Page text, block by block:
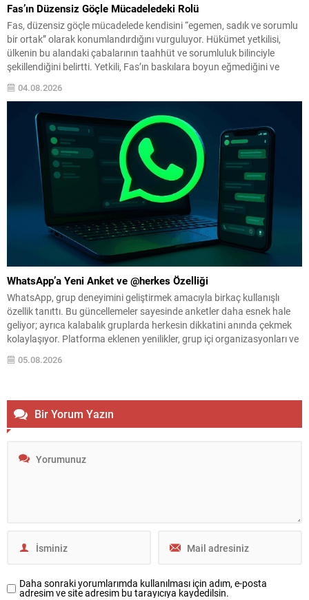
Fas’ın Düzensiz Göçle Mücadeledeki Rolü
Fas, düzensiz göçle mücadelede kendisini “egemen, sadık ve sorumlu
bir ortak” olarak konumlandırdığını vurguluyor. Hükümet yetkilisi,
ülkenin bu alandaki çabalarının taahhüt ve sorumluluk bilinciyle
şekillendiğini belirtti. Yetkili, Fas’ın baskılara boyun eğmediğini ve
ederek, mücadelenin ortak bir sorumluluk olduğunu söyledi. İş birliği...
04.08.2026
WhatsApp’a Yeni Anket ve @herkes Özelliği
WhatsApp, grup deneyimini geliştirmek amacıyla birkaç kullanışlı
özellik tanıttı. Bu güncellemeler sayesinde anketler daha esnek hale
geliyor; ayrıca kalabalık gruplarda herkesin dikkatini anında çekmek
kolaylaşıyor. Platforma eklenen yenilikler, grup içi organizasyonları ve
duyuruları yönetmeyi daha pratik bir hâle getiriyor. Aşağıda öne çıkan
değişiklikler ve kullanım notları özetlenmiştir. Anketlerde esneklik ve...
05.08.2026
Bir Yorum Yazın
Daha sonraki yorumlarımda kullanılması için adım, e-posta
adresim ve site adresim bu tarayıcıya kaydedilsin.